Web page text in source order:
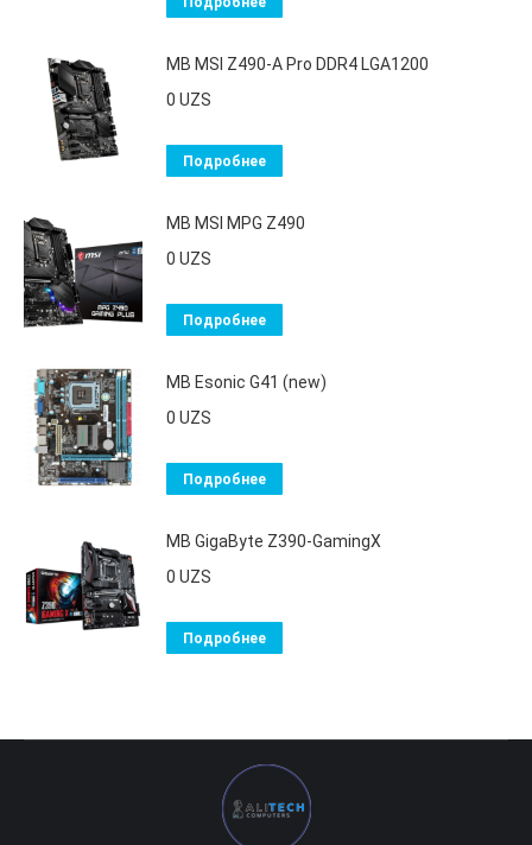
MB MSI Z490-A Pro DDR4 LGA1200
0 UZS
Подробнее
MB MSI MPG Z490
0 UZS
Подробнее
MB Esonic G41 (new)
0 UZS
Подробнее
MB GigaByte Z390-GamingX
0 UZS
Подробнее